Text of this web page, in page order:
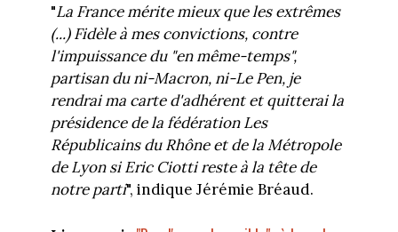
"La France mérite mieux que les extrêmes
(...) Fidèle à mes convictions, contre
l'impuissance du "en même-temps",
partisan du ni-Macron, ni-Le Pen, je
rendrai ma carte d'adhérent et quitterai la
présidence de la fédération Les
Républicains du Rhône et de la Métropole
de Lyon si Eric Ciotti reste à la tête de
notre parti", indique Jérémie Bréaud.